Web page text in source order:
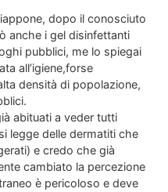
dopo il conosciuto
anche i gel disinfettanti
pubblici, me lo spiegai
all’igiene,forse
densità di popolazione,
abituati a veder tutti
legge delle dermatiti che
e credo che già
cambiato la percezione
è pericoloso e deve